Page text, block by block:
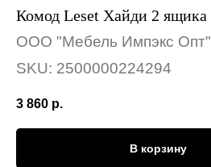
Комод Leset Хайди 2 ящика
ООО "Мебель Импэкс Опт"
SKU: 2500000224294
3 860 р.
В корзину